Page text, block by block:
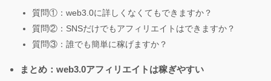
質問①：web3.0に詳しくなくてもできますか？
質問②：SNSだけでもアフィリエイトはできますか？
質問③：誰でも簡単に稼げますか？
まとめ：web3.0アフィリエイトは稼ぎやすい